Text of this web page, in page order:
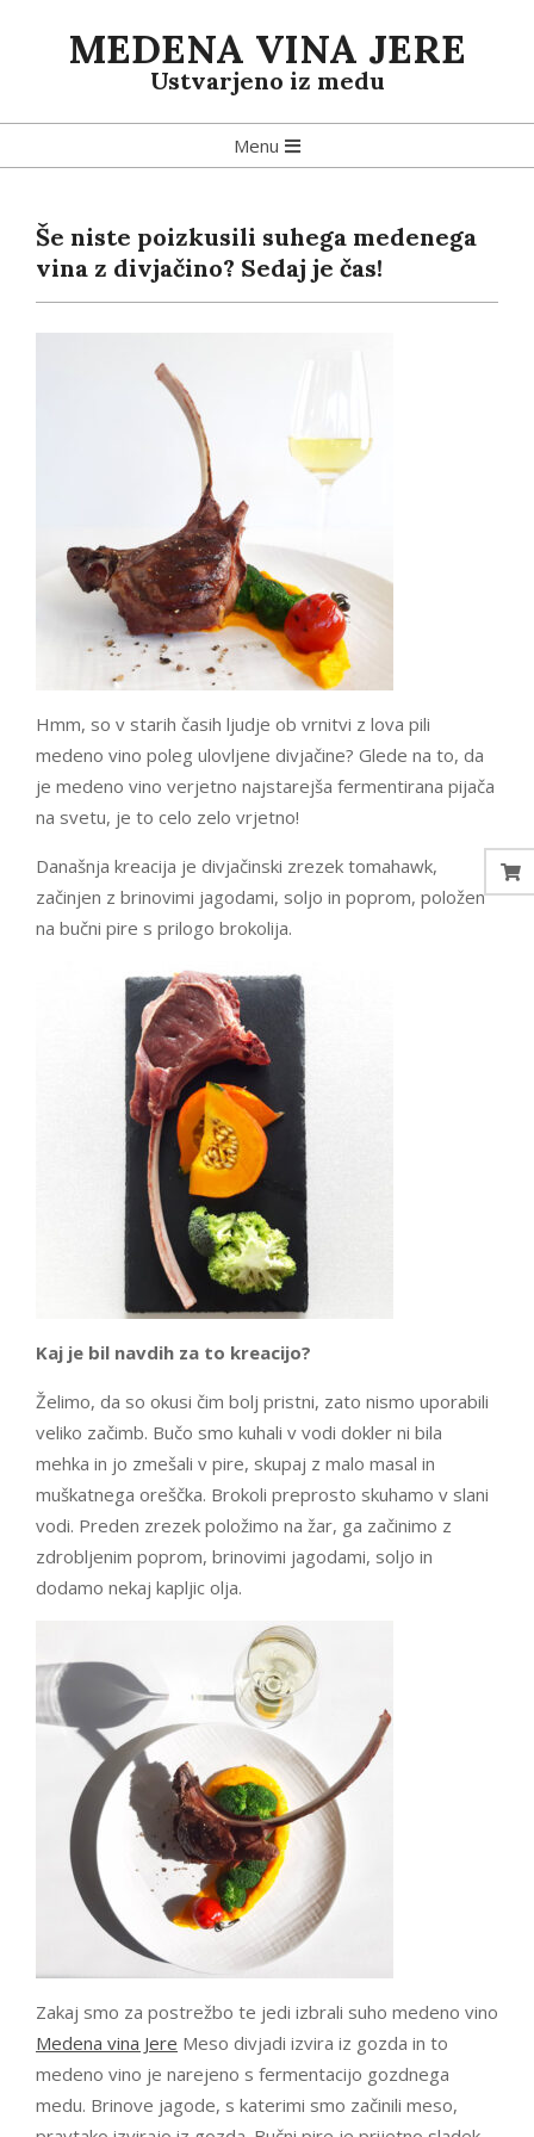
MEDENA VINA JERE
Ustvarjeno iz medu
Menu
Še niste poizkusili suhega medenega
vina z divjačino? Sedaj je čas!
Hmm, so v starih časih ljudje ob vrnitvi z lova pili
medeno vino poleg ulovljene divjačine? Glede na to, da
je medeno vino verjetno najstarejša fermentirana pijača
na svetu, je to celo zelo vrjetno!
Današnja kreacija je divjačinski zrezek tomahawk,
začinjen z brinovimi jagodami, soljo in poprom, položen
na bučni pire s prilogo brokolija.
Kaj je bil navdih za to kreacijo?
Želimo, da so okusi čim bolj pristni, zato nismo uporabili
veliko začimb. Bučo smo kuhali v vodi dokler ni bila
mehka in jo zmešali v pire, skupaj z malo masal in
muškatnega oreščka. Brokoli preprosto skuhamo v slani
vodi. Preden zrezek položimo na žar, ga začinimo z
zdrobljenim poprom, brinovimi jagodami, soljo in
dodamo nekaj kapljic olja.
Zakaj smo za postrežbo te jedi izbrali suho medeno vino
Medena vina Jere Meso divjadi izvira iz gozda in to
medeno vino je narejeno s fermentacijo gozdnega
medu. Brinove jagode, s katerimi smo začinili meso,